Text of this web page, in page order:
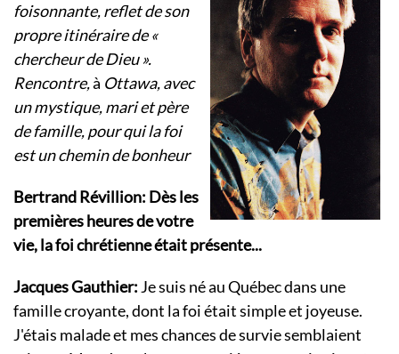
foisonnante, reflet de son
propre itinéraire de «
chercheur de Dieu ».
Rencontre,à Ottawa, avec
un mystique, mari et père
de famille, pour qui la foi
est un chemin de bonheur
Bertrand Révillion: Dès les
premières heures de votre
vie, la foi chrétienne était présente...
Jacques Gauthier: Je suis né au Québec dans une
famille croyante, dont la foi était simple et joyeuse.
J'étais malade et mes chances de survie semblaient